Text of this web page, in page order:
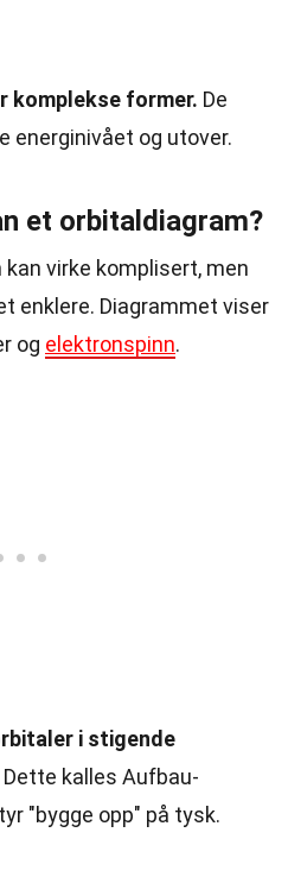
komplekse former. De
energinivået og utover.
et orbitaldiagram?
virke komplisert, men
enklere. Diagrammet viser
og elektronspinn.
i stigende
Dette kalles Aufbau-
"bygge opp" på tysk.